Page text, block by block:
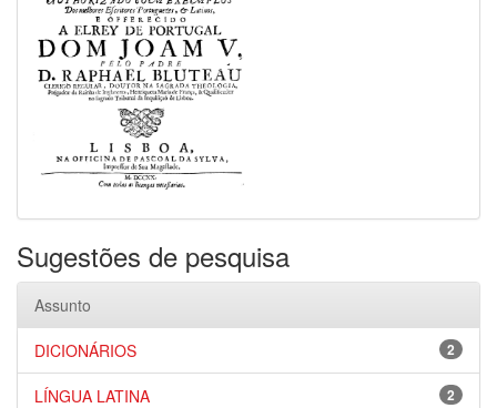
Sugestões de pesquisa
Assunto
2
DICIONÁRIOS
2
LÍNGUA LATINA